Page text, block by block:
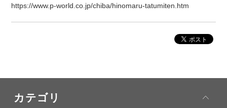
https://www.p-world.co.jp/chiba/hinomaru-tatumiten.htm
カテゴリ